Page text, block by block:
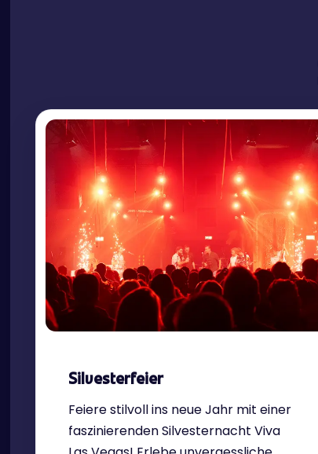
Silvesterfeier
Feiere stilvoll ins neue Jahr mit einer
faszinierenden Silvesternacht Viva